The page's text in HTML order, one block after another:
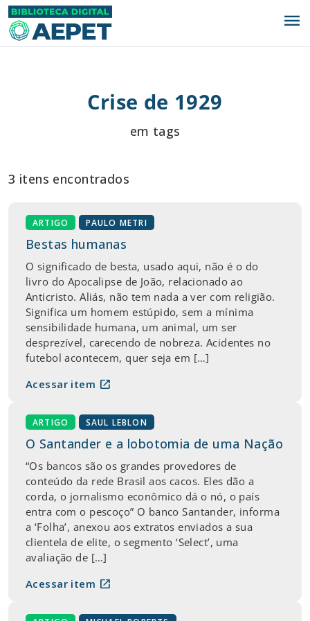
menu
Crise de 1929
em tags
3 itens encontrados
ARTIGO PAULO METRI
Bestas humanas
O significado de besta, usado aqui, não é o do
livro do Apocalipse de João, relacionado ao
Anticristo. Aliás, não tem nada a ver com religião.
Significa um homem estúpido, sem a mínima
sensibilidade humana, um animal, um ser
desprezível, carecendo de nobreza. Acidentes no
futebol acontecem, quer seja em […]
Acessar item open_in_new
ARTIGO SAUL LEBLON
O Santander e a lobotomia de uma Nação
“Os bancos são os grandes provedores de
conteúdo da rede Brasil aos cacos. Eles dão a
corda, o jornalismo econômico dá o nó, o país
entra com o pescoço” O banco Santander, informa
a ‘Folha’, anexou aos extratos enviados a sua
clientela de elite, o segmento ‘Select’, uma
avaliação de […]
Acessar item open_in_new